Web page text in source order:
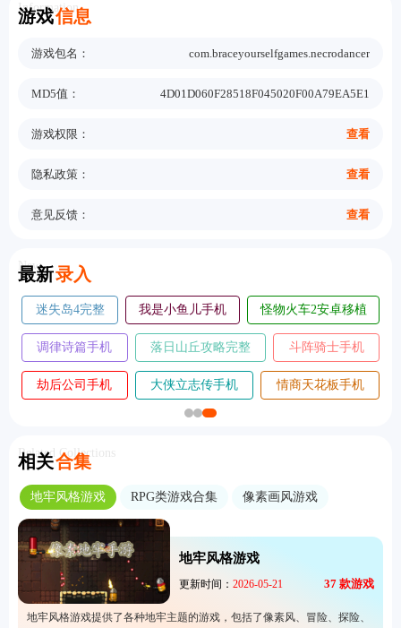
游戏信息
Information
游戏包名： com.braceyourselfgames.necrodancer
MD5值： 4D01D060F28518F045020F00A79EA5E1
游戏权限： 查看
隐私政策： 查看
意见反馈： 查看
最新录入
New
迷失岛4完整
版
我是小鱼儿手机
版
怪物火车2安卓移植
版
调律诗篇手机
版
落日山丘攻略完整
版
斗阵骑士手机
版
劫后公司手机
大侠立志传手机
版
情商天花板手机
相关合集
Related Collections
地牢风格游戏 RPG类游戏合集 像素画风游戏
地牢风格游戏
更新时间： 2026-05-21 37 款游戏
地牢风格游戏提供了各种地牢主题的游戏，包括了像素风、冒险、探险、